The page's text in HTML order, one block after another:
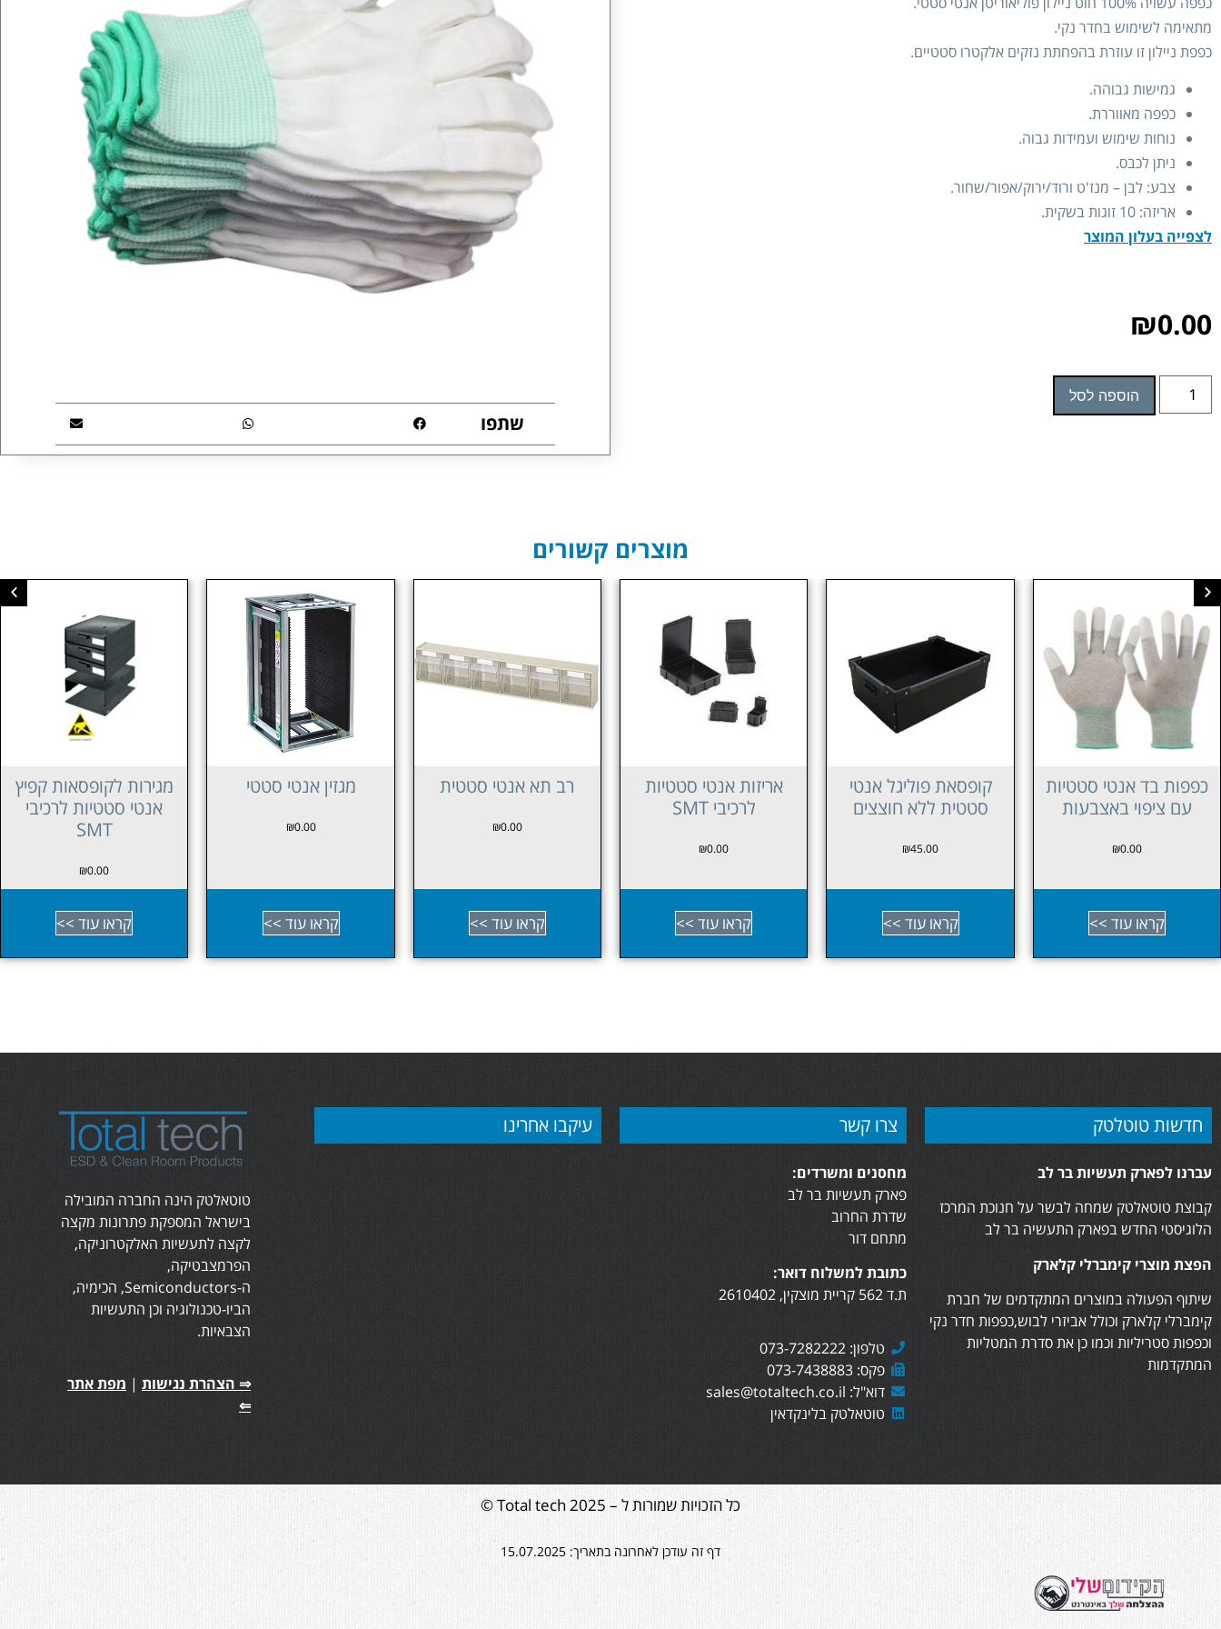
מתאימה לשימוש בחדר נקי.
כפפת ניילון זו עוזרת בהפחתת נזקים אלקטרו סטטיים.
גמישות גבוהה.
כפפה מאווררת.
נוחות שימוש ועמידות גבוה.
ניתן לכבס.
צבע: לבן – מנז'ט ורוד/ירוק/אפור/שחור.
אריזה: 10 זוגות בשקית.
לצפייה בעלון המוצר
₪0.00
הוספה לסל
שתפו
מוצרים קשורים
קופסאת פוליגל אנטי
סטטית ללא חוצצים
₪45.00
קראו עוד >>
אריזות אנטי סטטיות
לרכיבי SMT
₪0.00
קראו עוד >>
רב תא אנטי סטטית
קראו עוד >>
מגזין אנטי סטטי
₪0.00
קראו עוד >>
מגירות לקופסאות קפיץ
SMT
קראו עוד >>
ארוניות אנטי סטטיות
לרכיבי SMT
קראו עוד >>
חדשות טוטלטק
עברנו לפארק תעשיות בר לב
קבוצת טוטאלטק שמחה לבשר על חנוכת המרכז
הלוגיסטי החדש בפארק התעשיה בר לב
הפצת מוצרי קימברלי קלארק
שיתוף הפעולה במוצרים המתקדמים של חברת
קימברלי קלארק וכולל אביזרי לבוש,כפפות חדר נקי
וכפפות סטריליות וכמו כן את סדרת המטליות
המתקדמות
צרו קשר
מחסנים ומשרדים:
פארק תעשיות בר לב
שדרת החרוב
מתחם דור
כתובת למשלוח דואר:
ת.ד 562 קריית מוצקין, 2610402
טלפון: 073-7282222
פקס: 073-7438883
דוא"ל: sales@totaltech.co.il
טוטאלטק בלינקדאין
עיקבו אחרינו
טוטאלטק הינה החברה המובילה
בישראל המספקת פתרונות מקצה
לקצה לתעשיות האלקטרוניקה,
הפרמצבטיקה,
ה-Semiconductors, הכימיה,
הביו-טכנולוגיה וכן התעשיות
הצבאיות.
⇒ הצהרת נגישות | מפת אתר
⇐
כל הזכויות שמורות ל – Total tech 2025 ©
דף זה עודכן לאחרונה בתאריך: 15.07.2025